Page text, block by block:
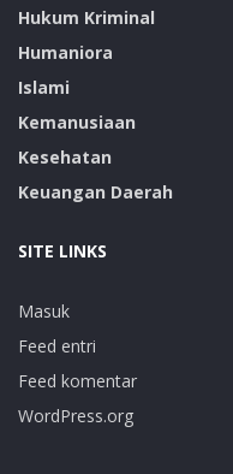
Hukum Kriminal
Humaniora
Islami
Kemanusiaan
Kesehatan
Keuangan Daerah
SITE LINKS
Masuk
Feed entri
Feed komentar
WordPress.org